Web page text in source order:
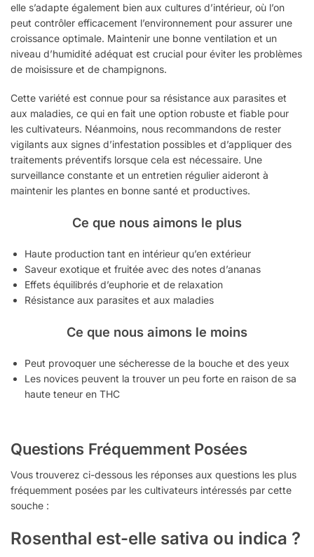
elle s’adapte également bien aux cultures d’intérieur, où l’on
peut contrôler efficacement l’environnement pour assurer une
croissance optimale. Maintenir une bonne ventilation et un
niveau d’humidité adéquat est crucial pour éviter les problèmes
de moisissure et de champignons.
Cette variété est connue pour sa résistance aux parasites et
aux maladies, ce qui en fait une option robuste et fiable pour
les cultivateurs. Néanmoins, nous recommandons de rester
vigilants aux signes d’infestation possibles et d’appliquer des
traitements préventifs lorsque cela est nécessaire. Une
surveillance constante et un entretien régulier aideront à
maintenir les plantes en bonne santé et productives.
Ce que nous aimons le plus
Haute production tant en intérieur qu’en extérieur
Saveur exotique et fruitée avec des notes d’ananas
Effets équilibrés d’euphorie et de relaxation
Résistance aux parasites et aux maladies
Ce que nous aimons le moins
Peut provoquer une sécheresse de la bouche et des yeux
Les novices peuvent la trouver un peu forte en raison de sa
haute teneur en THC
Questions Fréquemment Posées
Vous trouverez ci-dessous les réponses aux questions les plus
fréquemment posées par les cultivateurs intéressés par cette
souche :
Rosenthal est-elle sativa ou indica ?